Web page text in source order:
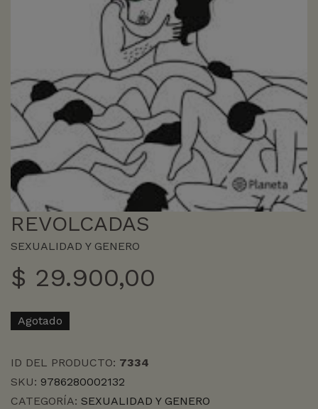
REVOLCADAS
SEXUALIDAD Y GENERO
$ 29.900,00
Agotado
ID DEL PRODUCTO: 7334
SKU: 9786280002132
CATEGORÍA: SEXUALIDAD Y GENERO